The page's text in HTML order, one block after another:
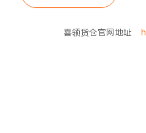
喜领货仓官网地址